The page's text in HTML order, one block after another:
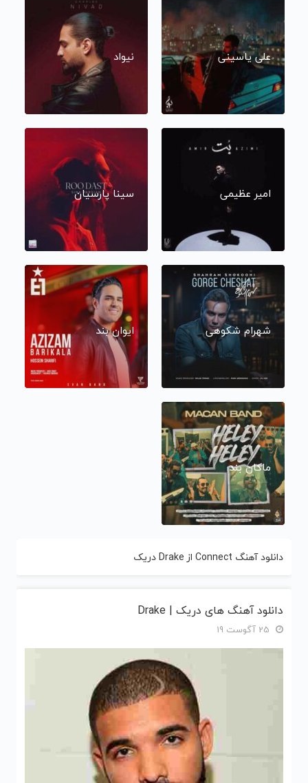
علی یاسینی نیواد
امیر عظیمی سینا پارسیان
شهرام شکوهی ایوان بند
ماکان بند
دانلود آهنگ Connect از Drake دریک
دانلود آهنگ های دریک | Drake